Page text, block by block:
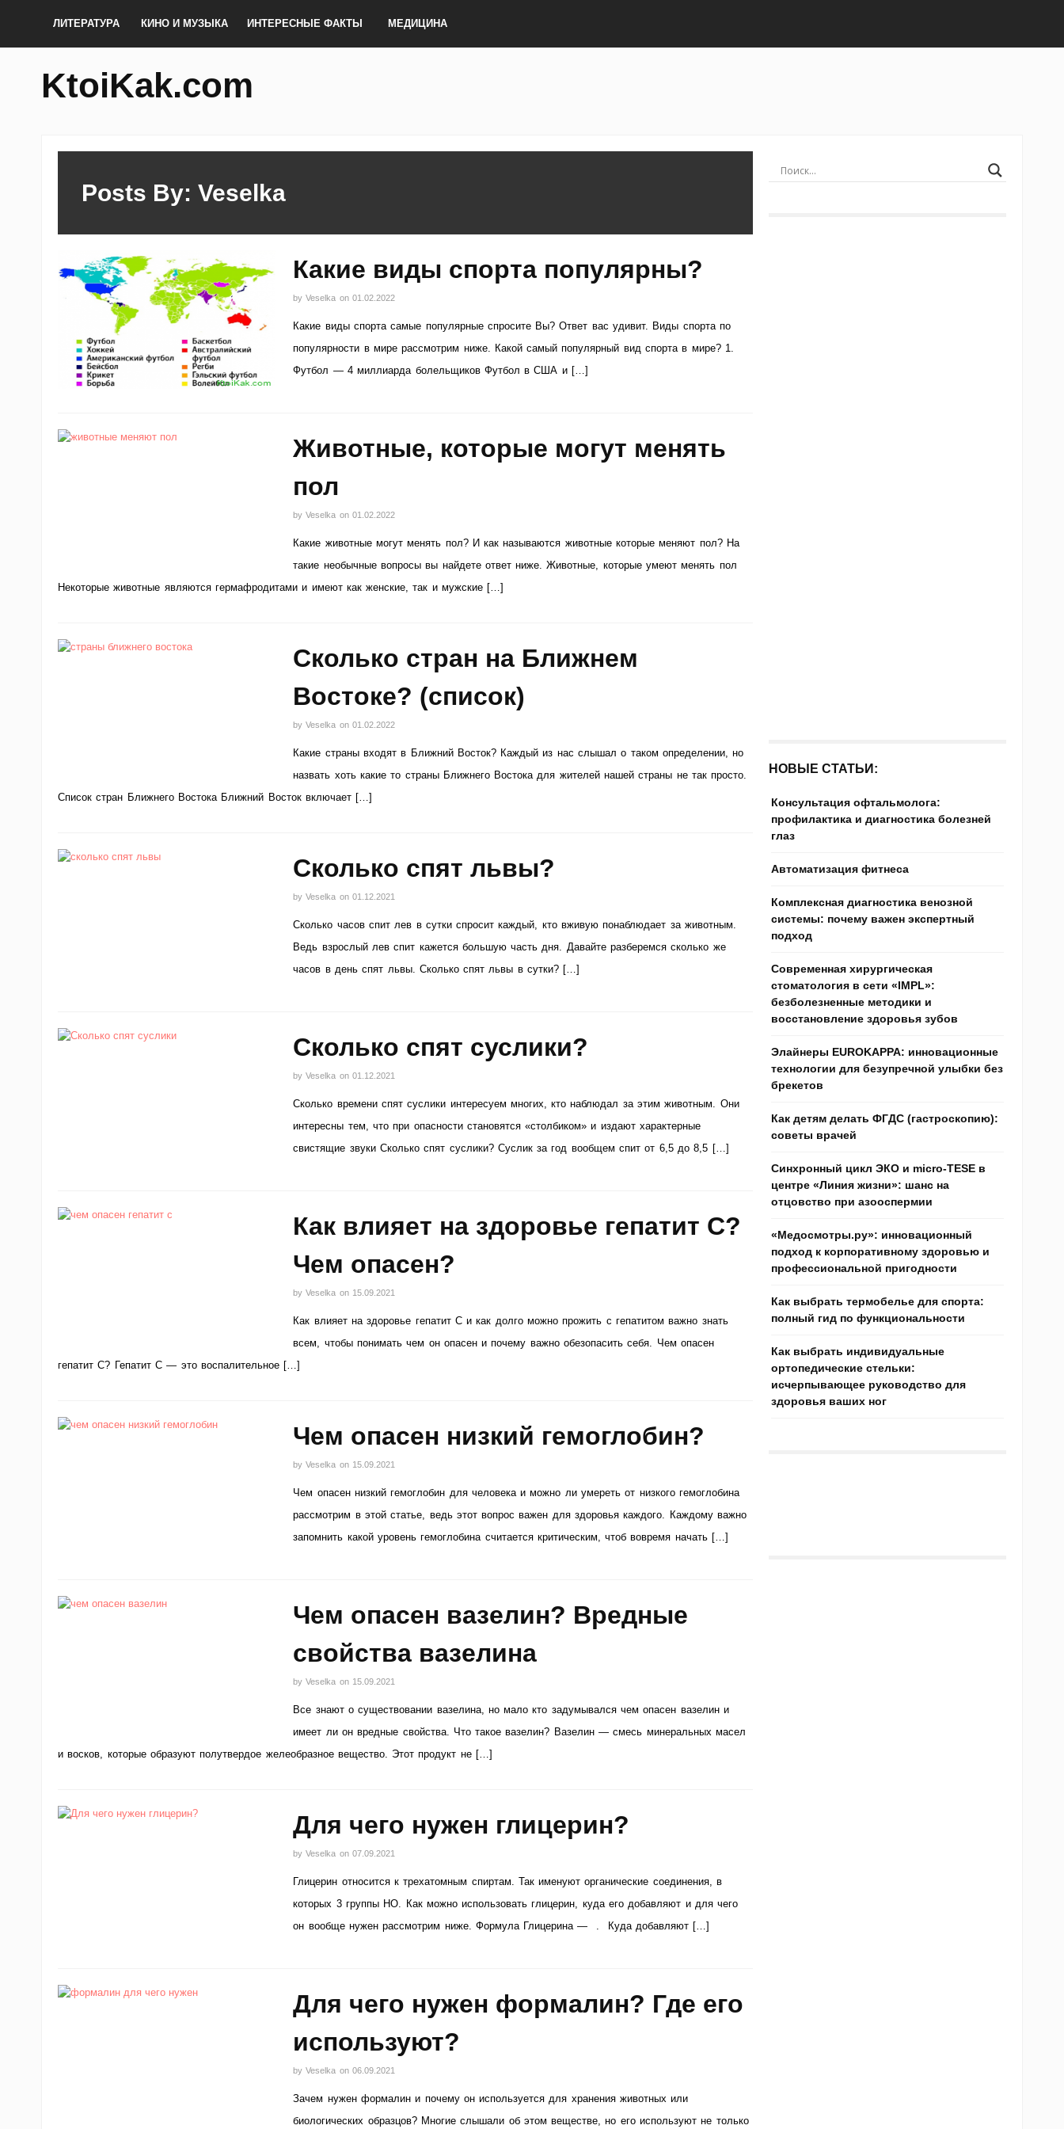
ЛИТЕРАТУРА КИНО И МУЗЫКА ИНТЕРЕСНЫЕ ФАКТЫ МЕДИЦИНА
KtoiKak.com
Posts By: Veselka
Какие виды спорта популярны?
byVeselka on 01.02.2022
Какие виды спорта самые популярные спросите Вы? Ответ вас удивит. Виды спорта по
популярности в мире рассмотрим ниже. Какой самый популярный вид спорта в мире? 1.
Футбол — 4 миллиарда болельщиков Футбол в США и […]
Животные, которые могут менять
пол
byVeselka on 01.02.2022
Какие животные могут менять пол? И как называются животные которые меняют пол? На
такие необычные вопросы вы найдете ответ ниже. Животные, которые умеют менять пол
Некоторые животные являются гермафродитами и имеют как женские, так и мужские […]
Сколько стран на Ближнем
Востоке? (список)
byVeselka on 01.02.2022
Какие страны входят в Ближний Восток? Каждый из нас слышал о таком определении, но
назвать хоть какие то страны Ближнего Востока для жителей нашей страны не так просто.
Список стран Ближнего Востока Ближний Восток включает […]
Сколько спят львы?
byVeselka on 01.12.2021
Сколько часов спит лев в сутки спросит каждый, кто вживую понаблюдает за животным.
Ведь взрослый лев спит кажется большую часть дня. Давайте разберемся сколько же
часов в день спят львы. Сколько спят львы в сутки? […]
Сколько спят суслики?
byVeselka on 01.12.2021
Сколько времени спят суслики интересуем многих, кто наблюдал за этим животным. Они
интересны тем, что при опасности становятся «столбиком» и издают характерные
свистящие звуки Сколько спят суслики? Суслик за год вообщем спит от 6,5 до 8,5 […]
Как влияет на здоровье гепатит С?
Чем опасен?
byVeselka on 15.09.2021
Как влияет на здоровье гепатит С и как долго можно прожить с гепатитом важно знать
всем, чтобы понимать чем он опасен и почему важно обезопасить себя. Чем опасен
гепатит С? Гепатит С — это воспалительное […]
Чем опасен низкий гемоглобин?
byVeselka on 15.09.2021
Чем опасен низкий гемоглобин для человека и можно ли умереть от низкого гемоглобина
рассмотрим в этой статье, ведь этот вопрос важен для здоровья каждого. Каждому важно
запомнить какой уровень гемоглобина считается критическим, чтоб вовремя начать […]
Чем опасен вазелин? Вредные
свойства вазелина
byVeselka on 15.09.2021
Все знают о существовании вазелина, но мало кто задумывался чем опасен вазелин и
имеет ли он вредные свойства. Что такое вазелин? Вазелин — смесь минеральных масел
и восков, которые образуют полутвердое желеобразное вещество. Этот продукт не […]
Для чего нужен глицерин?
byVeselka on 07.09.2021
Глицерин относится к трехатомным спиртам. Так именуют органические соединения, в
которых 3 группы НО. Как можно использовать глицерин, куда его добавляют и для чего
он вообще нужен рассмотрим ниже. Формула Глицерина — . Куда добавляют […]
Для чего нужен формалин? Где его
используют?
byVeselka on 06.09.2021
Зачем нужен формалин и почему он используется для хранения животных или
биологических образцов? Многие слышали об этом веществе, но его используют не только
НОВЫЕ СТАТЬИ:
Консультация офтальмолога:
профилактика и диагностика болезней
глаз
Автоматизация фитнеса
Комплексная диагностика венозной
системы: почему важен экспертный
подход
Современная хирургическая
стоматология в сети «IMPL»:
безболезненные методики и
восстановление здоровья зубов
Элайнеры EUROKAPPA: инновационные
технологии для безупречной улыбки без
брекетов
Как детям делать ФГДС (гастроскопию):
советы врачей
Синхронный цикл ЭКО и micro-TESE в
центре «Линия жизни»: шанс на
отцовство при азооспермии
«Медосмотры.ру»: инновационный
подход к корпоративному здоровью и
профессиональной пригодности
Как выбрать термобелье для спорта:
полный гид по функциональности
Как выбрать индивидуальные
ортопедические стельки:
исчерпывающее руководство для
здоровья ваших ног